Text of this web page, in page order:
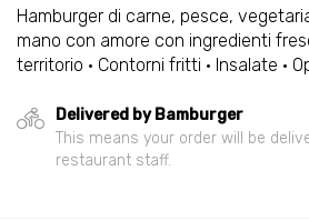
Hamburger di carne, pesce,
mano con amore con ingredienti
territorio · Contorni fritti · Insalate ·
Delivered by Bamburger
This means your order will be
restaurant staff.